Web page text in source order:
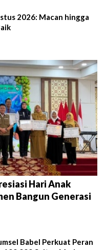
2026: Macan hingga
Hari Anak
Bangun Generasi
Babel Perkuat Peran